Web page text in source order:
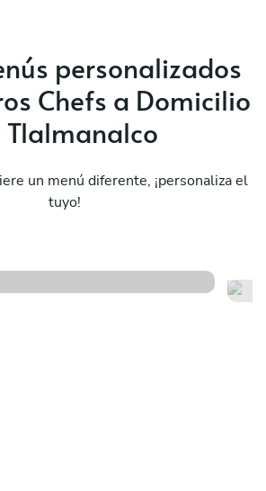
personalizados
Chefs a Domicilio
Tlalmanalco
un menú diferente, ¡personaliza el
tuyo!